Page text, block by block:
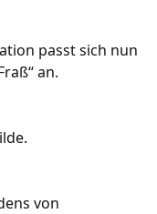
passt sich nun
an.
von